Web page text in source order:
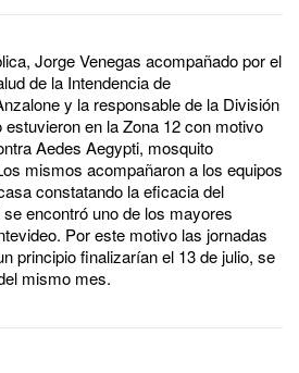
Jorge Venegas acompañado por el
de la Intendencia de
y la responsable de la División
en la Zona 12 con motivo
Aedes Aegypti, mosquito
mismos acompañaron a los equipos
constatando la eficacia del
encontró uno de los mayores
Por este motivo las jornadas
principio finalizarían el 13 de julio, se
mismo mes.